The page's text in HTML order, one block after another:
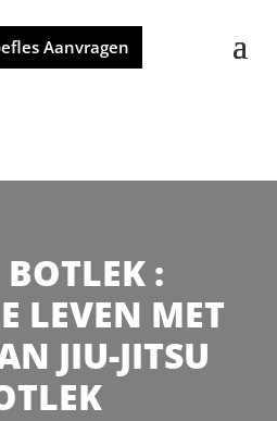
Aanvragen
BOTLEK :
LEVEN MET
JIU-JITSU